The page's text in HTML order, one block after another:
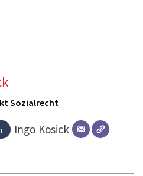
Sozialrecht
Ingo Kosick